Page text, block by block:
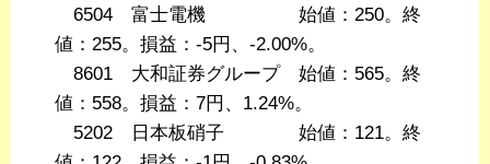
6504 富士電機 始値：250。終
値：255。損益：-5円、-2.00%。
8601 大和証券グループ 始値：565。終
値：558。損益：7円、1.24%。
5202 日本板硝子 始値：121。終